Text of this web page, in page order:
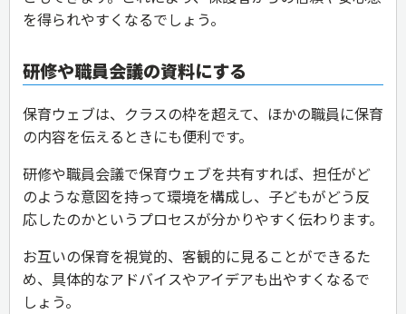
を得られやすくなるでしょう。
研修や職員会議の資料にする
保育ウェブは、クラスの枠を超えて、ほかの職員に保育
の内容を伝えるときにも便利です。
研修や職員会議で保育ウェブを共有すれば、担任がど
のような意図を持って環境を構成し、子どもがどう反
応したのかというプロセスが分かりやすく伝わります。
お互いの保育を視覚的、客観的に見ることができるた
め、具体的なアドバイスやアイデアも出やすくなるで
しょう。